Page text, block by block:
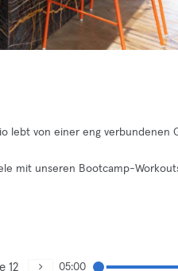
lebt von einer eng verbundenen
mit unseren Bootcamp-
12 05:00